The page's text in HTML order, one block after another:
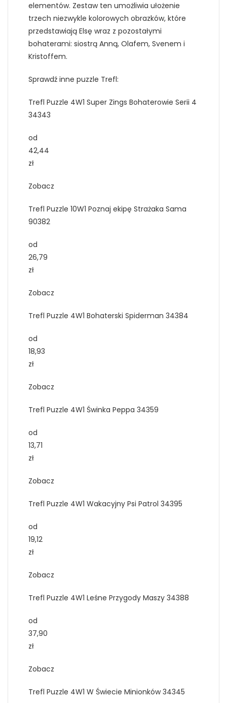
elementów. Zestaw ten umożliwia ułożenie
trzech niezwykle kolorowych obrazków, które
przedstawiają Elsę wraz z pozostałymi
bohaterami: siostrą Anną, Olafem, Svenem i
Kristoffem.
Sprawdź inne puzzle Trefl:
Trefl Puzzle 4W1 Super Zings Bohaterowie Serii 4
34343
od
42,44
zł
Zobacz
Trefl Puzzle 10W1 Poznaj ekipę Strażaka Sama
90382
od
26,79
zł
Zobacz
Trefl Puzzle 4W1 Bohaterski Spiderman 34384
od
18,93
zł
Zobacz
Trefl Puzzle 4W1 Świnka Peppa 34359
od
13,71
zł
Zobacz
Trefl Puzzle 4W1 Wakacyjny Psi Patrol 34395
od
19,12
zł
Zobacz
Trefl Puzzle 4W1 Leśne Przygody Maszy 34388
od
37,90
zł
Zobacz
Trefl Puzzle 4W1 W Świecie Minionków 34345